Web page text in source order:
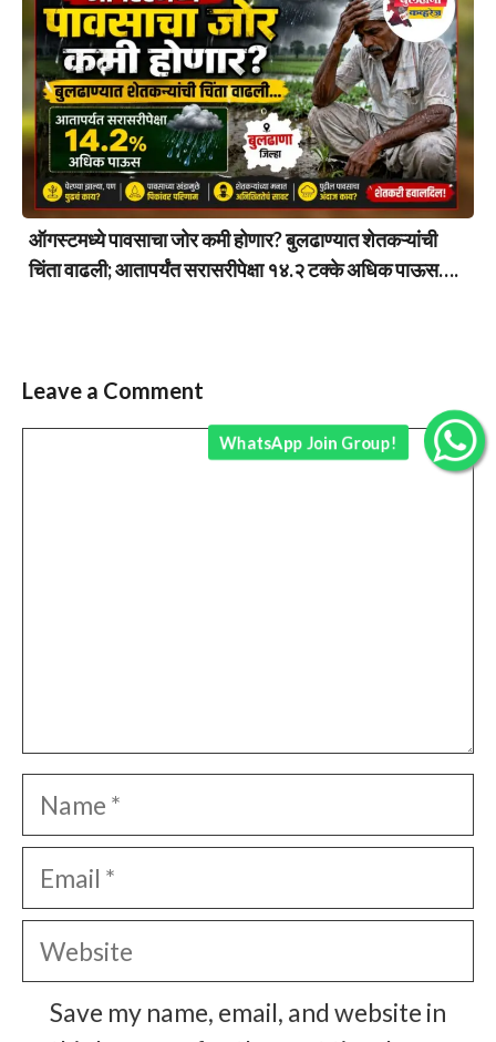
ऑगस्टमध्ये पावसाचा जोर कमी होणार? बुलढाण्यात शेतकऱ्यांची
चिंता वाढली; आतापर्यंत सरासरीपेक्षा १४.२ टक्के अधिक पाऊस….
Leave a Comment
Name
Email
Website
Save my name, email, and website in
WhatsApp Join Group!